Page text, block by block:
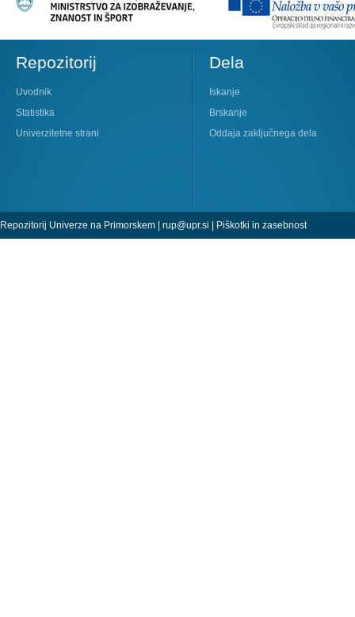
Repozitorij
Uvodnik
Statistika
Univerzitetne strani
Dela
Iskanje
Brskanje
Oddaja zaključnega dela
Repozitorij Univerze na Primorskem | rup@upr.si | Piškotki in zasebnost